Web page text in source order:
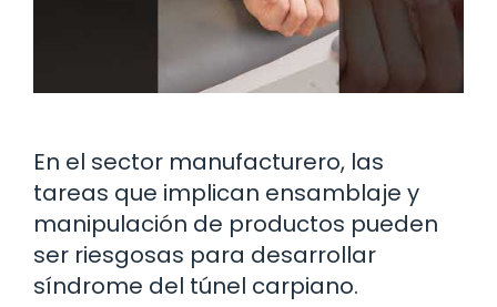
En el sector manufacturero, las
tareas que implican ensamblaje y
manipulación de productos pueden
ser riesgosas para desarrollar
síndrome del túnel carpiano.